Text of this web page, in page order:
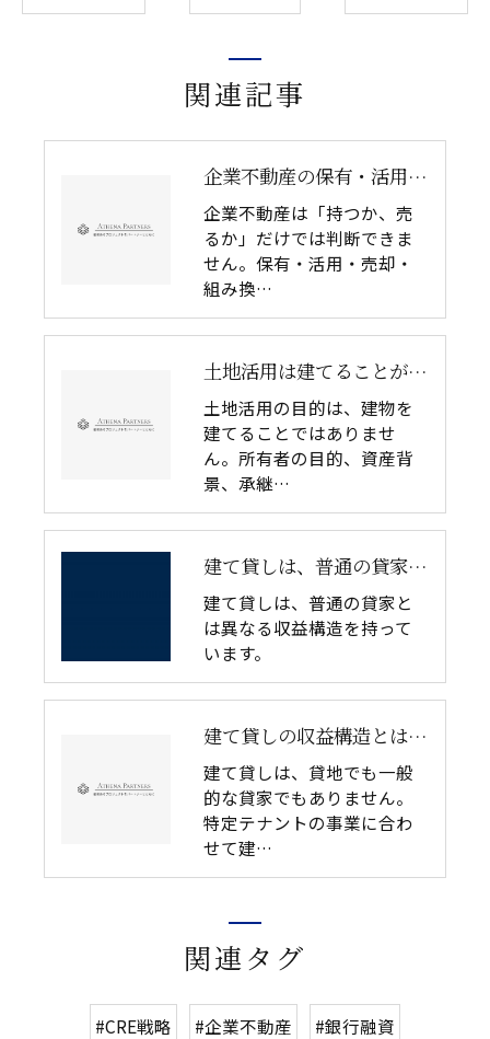
関連記事
企業不動産の保有・活用・売却・組み換えをどう比較するか｜CRE戦略の8つの評価軸
企業不動産は「持つか、売
るか」だけでは判断できま
せん。保有・活用・売却・
組み換…
土地活用は建てることが目的ではない｜所有者の目的から考える不動産活用戦略
土地活用の目的は、建物を
建てることではありませ
ん。所有者の目的、資産背
景、承継…
建て貸しは、普通の貸家とは異なる収益構造を持っています。
建て貸しは、普通の貸家と
は異なる収益構造を持って
います。
建て貸しの収益構造とは｜貸地・貸家との違いから見るCRE判断
建て貸しは、貸地でも一般
的な貸家でもありません。
特定テナントの事業に合わ
せて建…
関連タグ
#CRE戦略 #企業不動産 #銀行融資